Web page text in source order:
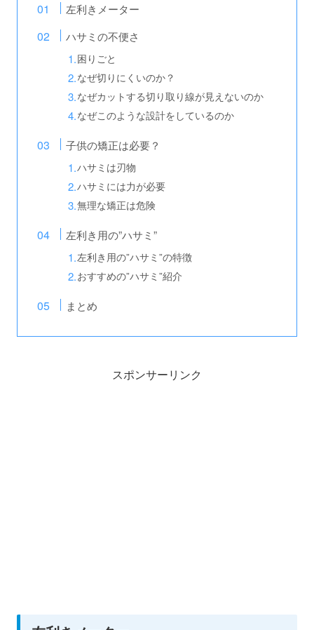
左利きメーター
ハサミの不便さ
困りごと
なぜ切りにくいのか？
なぜカットする切り取り線が見えないのか
なぜこのような設計をしているのか
子供の矯正は必要？
ハサミは刃物
ハサミには力が必要
無理な矯正は危険
左利き用の”ハサミ”
左利き用の”ハサミ”の特徴
おすすめの”ハサミ”紹介
まとめ
スポンサーリンク